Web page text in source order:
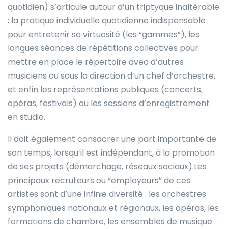
quotidien) s’articule autour d’un triptyque inaltérable
: la pratique individuelle quotidienne indispensable
pour entretenir sa virtuosité (les “gammes”), les
longues séances de répétitions collectives pour
mettre en place le répertoire avec d’autres
musiciens ou sous la direction d’un chef d’orchestre,
et enfin les représentations publiques (concerts,
opéras, festivals) ou les sessions d’enregistrement
en studio.
Il doit également consacrer une part importante de
son temps, lorsqu’il est indépendant, à la promotion
de ses projets (démarchage, réseaux sociaux).Les
principaux recruteurs ou “employeurs” de ces
artistes sont d’une infinie diversité : les orchestres
symphoniques nationaux et régionaux, les opéras, les
formations de chambre, les ensembles de musique